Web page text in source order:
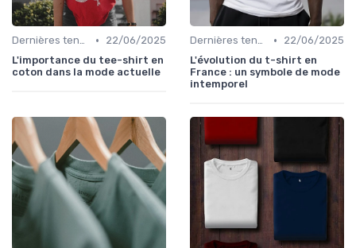
Dernières tendances •
22/06/2025
L'importance du tee-shirt en
coton dans la mode actuelle
Dernières tendances •
22/06/2025
L'évolution du t-shirt en
France : un symbole de mode
intemporel